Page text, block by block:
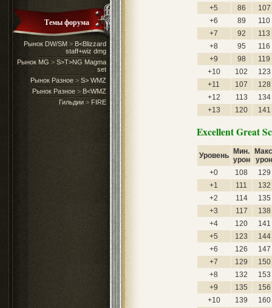
Темы форума
Рынок DW/SM > B<Blizzard
staff+wiz dmg
Рынок MG > S>T>NG Magma
set
Рынок Разное > S> WMZ
Рынок Разное > B<WMZ
Гильдии > FIRE
+5
86
107
+6
89
110
+7
92
113
+8
95
116
+9
98
119
+10
102
123
+11
107
128
+12
113
134
+13
120 141
Excellent Great
Уровень
Мин.
урон
урон
+0
108
129
+1
111
132
+2
114
135
+3
117
138
+4
120
141
+5
123
144
+6
126
147
+7
129
150
+8
132
153
+9
135
156
+10
139
160